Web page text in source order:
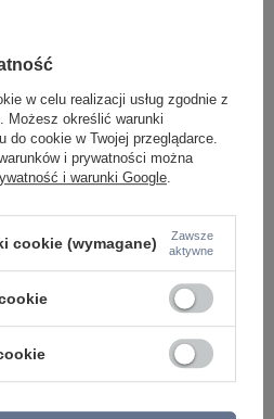
9,6cm LED
18160
Biała oprawa
światła BLAZE
103,00 zł /
w celu realizacji usług zgodnie z
. Możesz określić warunki
do cookie w Twojej przeglądarce.
i prywatności można
i warunki Google
cookie (wymagane)
Zawsze
aktywne